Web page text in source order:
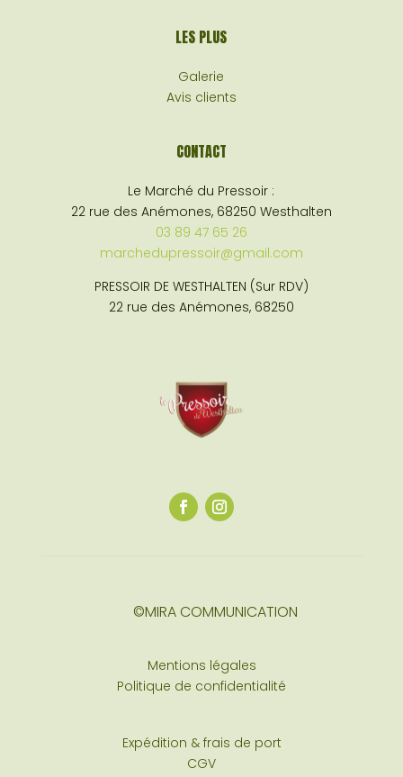
LES PLUS
Galerie
Avis clients
CONTACT
Le Marché du Pressoir :
22 rue des Anémones, 68250 Westhalten
03 89 47 65 26
marchedupressoir@gmail.com
PRESSOIR DE WESTHALTEN (Sur RDV)
22 rue des Anémones, 68250
©MIRA COMMUNICATION
Mentions légales
Politique de confidentialité
Expédition & frais de port
CGV